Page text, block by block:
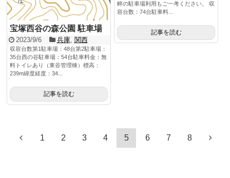
畔の駐車場利用もご一考ください。 収
容台数：74台駐車料...
記事を読む
宝塚西谷の森公園 駐車場
2023/9/6 兵庫, 関西
収容台数第1駐車場：48台第2駐車場：
35台西の谷駐車場：54台駐車料金：無
料トイレあり（東谷管理棟）標高：
239m緯度経度：34...
記事を読む
1 2 3 4 5 6 7 8